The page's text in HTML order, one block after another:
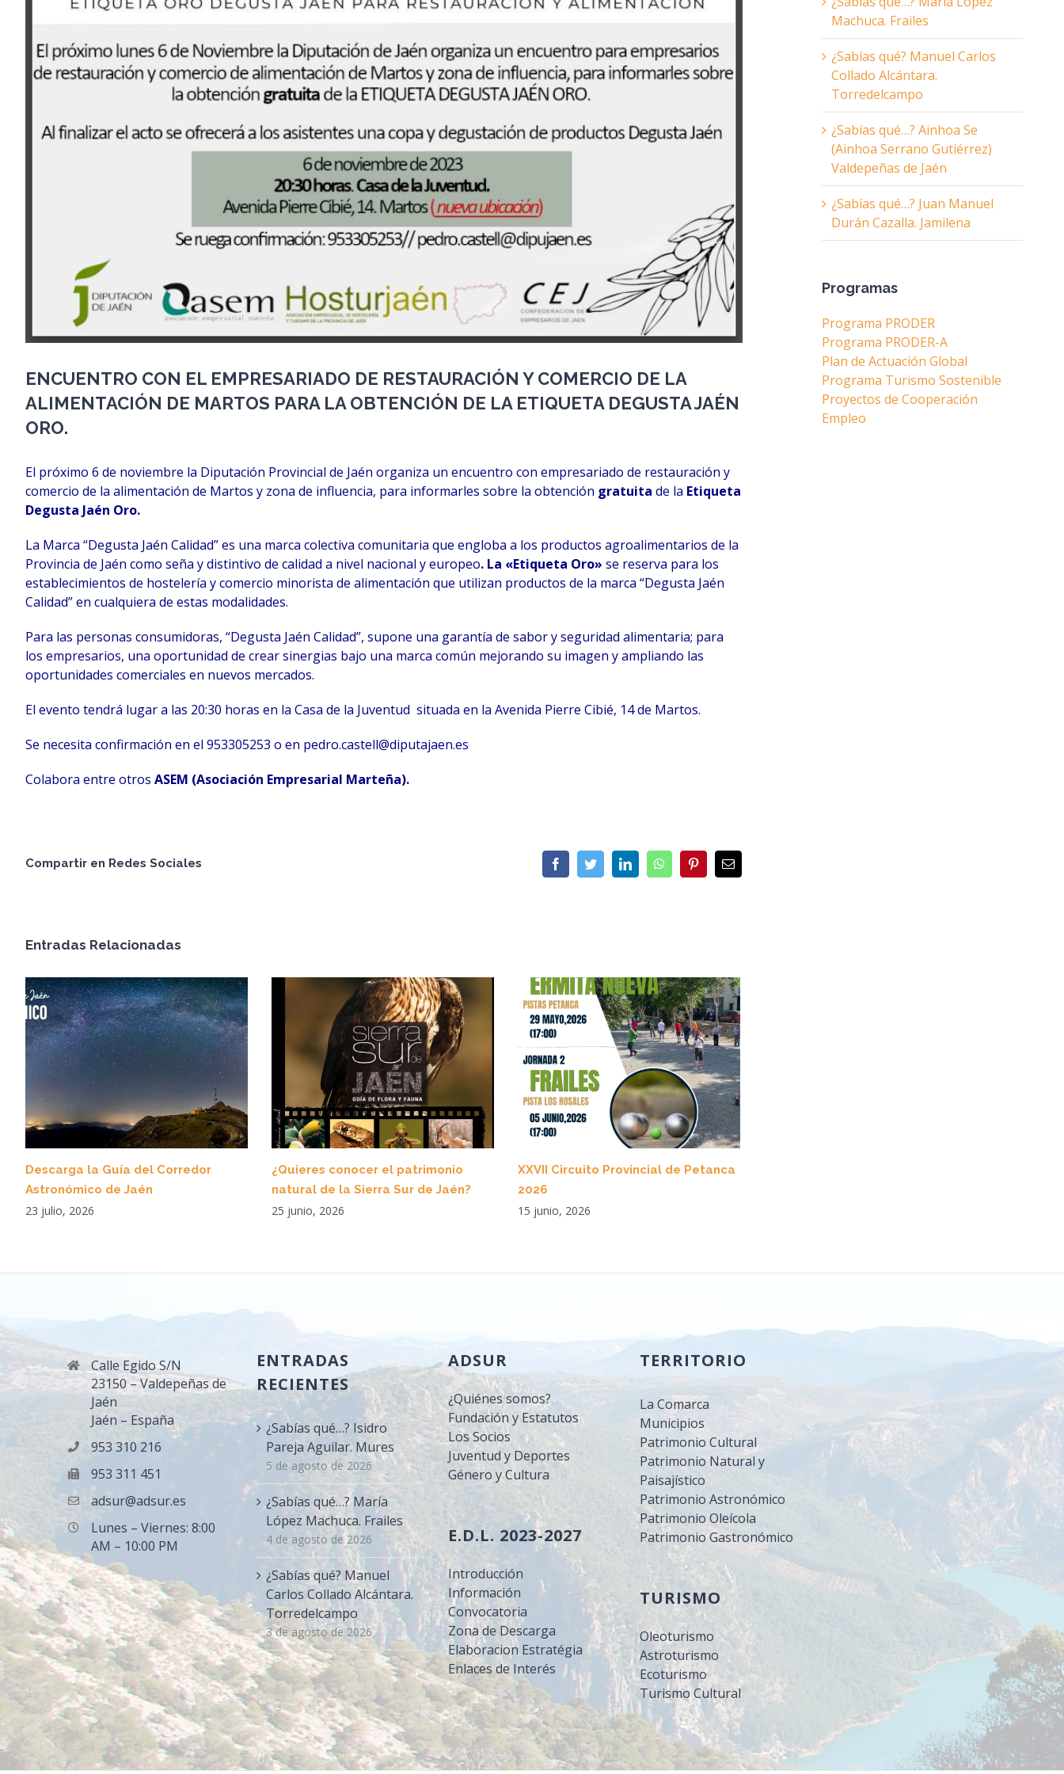
ENCUENTRO CON EL EMPRESARIADO DE RESTAURACIÓN Y COMERCIO DE LA
ALIMENTACIÓN DE MARTOS PARA LA OBTENCIÓN DE LA ETIQUETA DEGUSTA JAÉN
ORO.
El próximo 6 de noviembre la Diputación Provincial de Jaén organiza un encuentro con empresariado de restauración y
comercio de la alimentación de Martos y zona de influencia, para informarles sobre la obtención gratuita de la Etiqueta
Degusta Jaén Oro.
La Marca “Degusta Jaén Calidad” es una marca colectiva comunitaria que engloba a los productos agroalimentarios de la
Provincia de Jaén como seña y distintivo de calidad a nivel nacional y europeo. La «Etiqueta Oro» se reserva para los
establecimientos de hostelería y comercio minorista de alimentación que utilizan productos de la marca “Degusta Jaén
Calidad” en cualquiera de estas modalidades.
Para las personas consumidoras, “Degusta Jaén Calidad”, supone una garantía de sabor y seguridad alimentaria; para
los empresarios, una oportunidad de crear sinergias bajo una marca común mejorando su imagen y ampliando las
oportunidades comerciales en nuevos mercados.
El evento tendrá lugar a las 20:30 horas en la Casa de la Juventud situada en la Avenida Pierre Cibié, 14 de Martos.
Se necesita confirmación en el 953305253 o en pedro.castell@diputajaen.es
Colabora entre otros ASEM (Asociación Empresarial Marteña).
Compartir en Redes Sociales FacebookTwitterLinkedInWhatsAppPinterestEmail
Entradas Relacionadas
Descarga la Guía del Corredor
Astronómico de Jaén
23 julio, 2026
¿Quieres conocer el patrimonio
natural de la Sierra Sur de Jaén?
25 junio, 2026
XXVII Circuito Provincial de Petanca
2026
15 junio, 2026
Machuca. Frailes
¿Sabías qué? Manuel Carlos
Collado Alcántara.
Torredelcampo
¿Sabías qué…? Ainhoa Se
(Ainhoa Serrano Gutiérrez)
Valdepeñas de Jaén
¿Sabías qué…? Juan Manuel
Durán Cazalla. Jamilena
Programas
Programa PRODER
Programa PRODER-A
Plan de Actuación Global
Programa Turismo Sostenible
Proyectos de Cooperación
Empleo
Calle Egido S/N
23150 – Valdepeñas de
Jaén
Jaén – España
953 310 216
953 311 451
adsur@adsur.es
Lunes – Viernes: 8:00
AM – 10:00 PM
ENTRADAS
RECIENTES
¿Sabías qué…? Isidro
Pareja Aguilar. Mures
5 de agosto de 2026
¿Sabías qué…? María
López Machuca. Frailes
4 de agosto de 2026
¿Sabías qué? Manuel
Carlos Collado Alcántara.
Torredelcampo
3 de agosto de 2026
ADSUR
¿Quiénes somos?
Fundación y Estatutos
Los Socios
Juventud y Deportes
Género y Cultura
E.D.L. 2023-2027
Introducción
Información
Convocatoria
Zona de Descarga
Elaboracion Estratégia
Enlaces de Interés
TERRITORIO
La Comarca
Municipios
Patrimonio Cultural
Patrimonio Natural y
Paisajístico
Patrimonio Astronómico
Patrimonio Oleícola
Patrimonio Gastronómico
TURISMO
Oleoturismo
Astroturismo
Ecoturismo
Turismo Cultural